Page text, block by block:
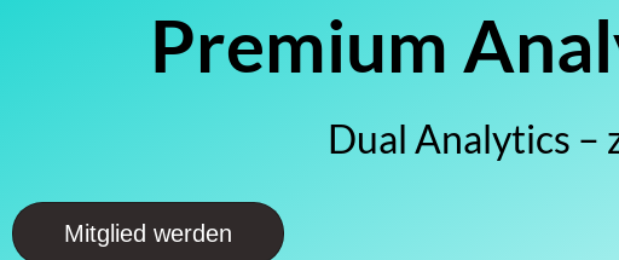
Premium
Dual Analytics –
Mitglied werden